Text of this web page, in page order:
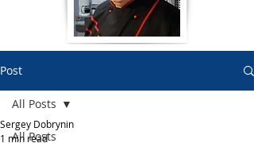
Post
All Posts
All Posts
Sergey Dobrynin
1 min read